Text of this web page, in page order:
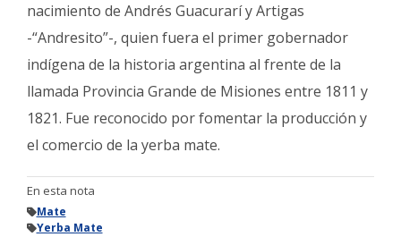
nacimiento de Andrés Guacurarí y Artigas
-“Andresito”-, quien fuera el primer gobernador
indígena de la historia argentina al frente de la
llamada Provincia Grande de Misiones entre 1811 y
1821. Fue reconocido por fomentar la producción y
el comercio de la yerba mate.
En esta nota
Mate
Yerba Mate